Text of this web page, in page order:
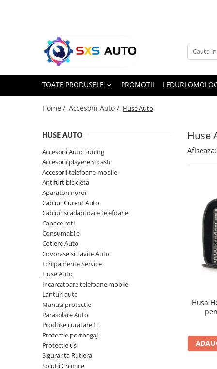
Uleiuri si Lichide
Ulei Motor Original și Aftermarket
- 0W20, 5W30, 5W40 - SXS Auto
Aditivi Auto
Lichid de Frana
Lichid de Parbriz
Ulei Cutie de Viteze
TOATE PRODUSELE PROMOTII LEDURI
Home / Accesorii Auto / Huse Auto
Huse
HUSE AUTO
Accesorii Auto Tuning
Accesorii playere si casti
Accesorii telefoane mobile
Antifurt bicicleta
Aparatori noroi
Cabluri Curent Auto
Cabluri si adaptoare telefoane
Capace roti
Consumabile
Cotiere Auto
Covorase si Tavite Auto
Echipamente Service
Huse Auto
Incarcatoare telefoane mobile
Lanturi auto
Manusi protectie
Parasolare Auto
Produse curatare IT
Protectie portbagaj
Protectie usi
Siguranta Rutiera
Solutii Chimice
Afiseaza:
Husa